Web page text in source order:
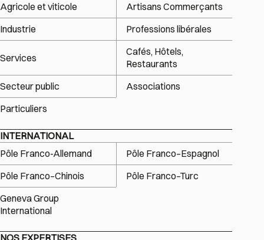
Agricole et viticole
Artisans Commerçants
Industrie
Professions libérales
Services
Cafés, Hôtels,
Restaurants
Secteur public
Associations
Particuliers
INTERNATIONAL
Pôle Franco-Allemand
Pôle Franco–Espagnol
Pôle Franco–Chinois
Pôle Franco–Turc
Geneva Group
International
NOS EXPERTISES